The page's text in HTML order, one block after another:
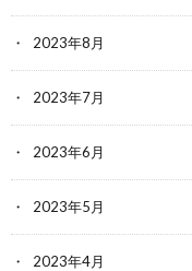
2023年8月
2023年7月
2023年6月
2023年5月
2023年4月